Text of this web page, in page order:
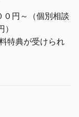
円～（個別相談
特典が受けられ